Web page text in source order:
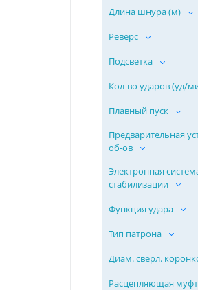
Длина шнура (м)
Реверс
Подсветка
Кол-во ударов (уд/
Плавный пуск
Предварительная
об-ов
Электронная
стабилизации
Функция удара
Тип патрона
Диам. сверл.
Расцепляющая